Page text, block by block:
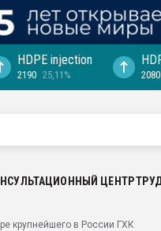
HDPE injection
2190 25,11% 2080
ЦЕНТР
крупнейшего в России ГХК